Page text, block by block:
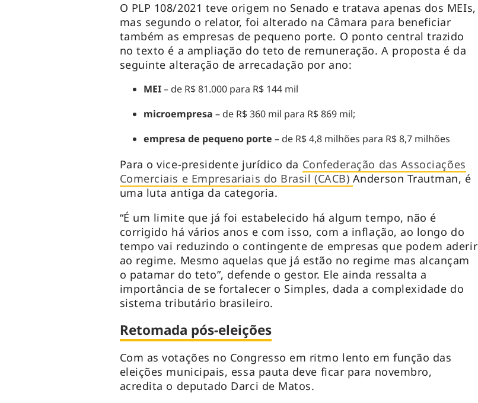
O PLP 108/2021 teve origem no Senado e tratava apenas dos MEIs,
mas segundo o relator, foi alterado na Câmara para beneficiar
também as empresas de pequeno porte. O ponto central trazido
no texto é a ampliação do teto de remuneração. A proposta é da
seguinte alteração de arrecadação por ano:
MEI– de R$ 81.000 para R$ 144 mil
microempresa – de R$ 360 mil para R$ 869 mil;
empresa de pequeno porte – de R$ 4,8 milhões para R$ 8,7 milhões
Para o vice-presidente jurídico da Confederação das Associações
Comerciais e Empresariais do Brasil (CACB) Anderson Trautman, é
uma luta antiga da categoria.
“É um limite que já foi estabelecido há algum tempo, não é
corrigido há vários anos e com isso, com a inflação, ao longo do
tempo vai reduzindo o contingente de empresas que podem aderir
ao regime. Mesmo aquelas que já estão no regime mas alcançam
o patamar do teto”, defende o gestor. Ele ainda ressalta a
importância de se fortalecer o Simples, dada a complexidade do
sistema tributário brasileiro.
Retomada pós-eleições
Com as votações no Congresso em ritmo lento em função das
eleições municipais, essa pauta deve ficar para novembro,
acredita o deputado Darci de Matos.